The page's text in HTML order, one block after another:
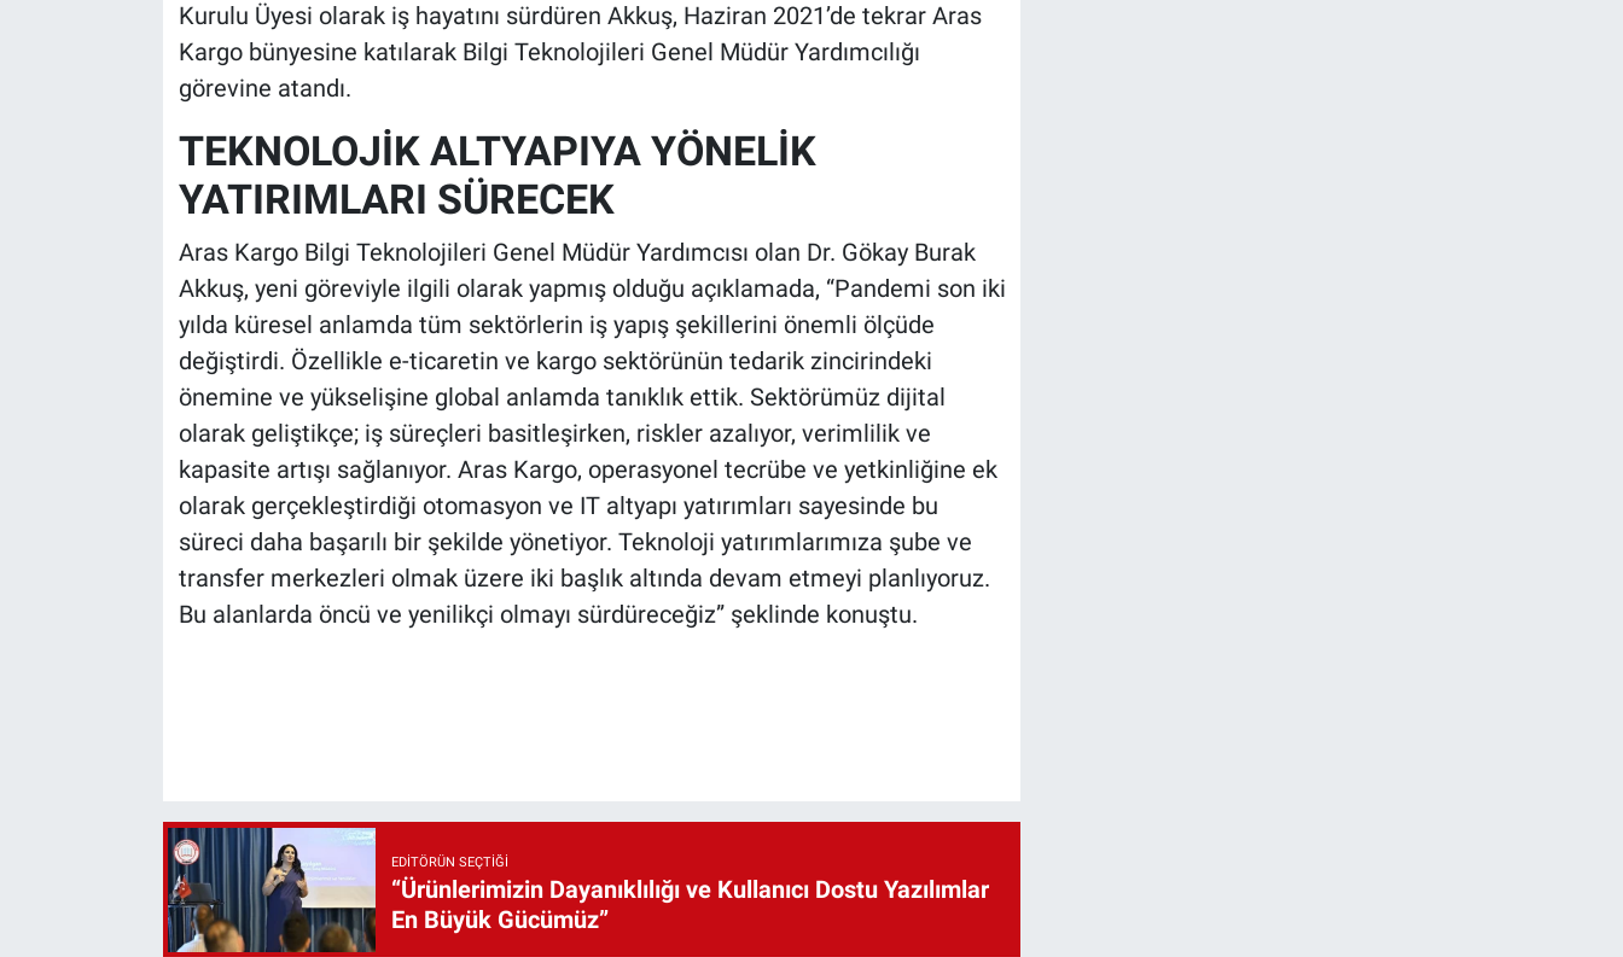
Kurulu Üyesi olarak iş hayatını sürdüren Akkuş, Haziran 2021’de tekrar Aras
Kargo bünyesine katılarak Bilgi Teknolojileri Genel Müdür Yardımcılığı
görevine atandı.
TEKNOLOJİK ALTYAPIYA YÖNELİK
YATIRIMLARI SÜRECEK
Aras Kargo Bilgi Teknolojileri Genel Müdür Yardımcısı olan Dr. Gökay Burak
Akkuş, yeni göreviyle ilgili olarak yapmış olduğu açıklamada, “Pandemi son iki
yılda küresel anlamda tüm sektörlerin iş yapış şekillerini önemli ölçüde
değiştirdi. Özellikle e-ticaretin ve kargo sektörünün tedarik zincirindeki
önemine ve yükselişine global anlamda tanıklık ettik. Sektörümüz dijital
olarak geliştikçe; iş süreçleri basitleşirken, riskler azalıyor, verimlilik ve
kapasite artışı sağlanıyor. Aras Kargo, operasyonel tecrübe ve yetkinliğine ek
olarak gerçekleştirdiği otomasyon ve IT altyapı yatırımları sayesinde bu
süreci daha başarılı bir şekilde yönetiyor. Teknoloji yatırımlarımıza şube ve
transfer merkezleri olmak üzere iki başlık altında devam etmeyi planlıyoruz.
Bu alanlarda öncü ve yenilikçi olmayı sürdüreceğiz” şeklinde konuştu.
EDITÖRÜN SEÇTIĞI
“Ürünlerimizin Dayanıklılığı ve Kullanıcı Dostu Yazılımlar
En Büyük Gücümüz”